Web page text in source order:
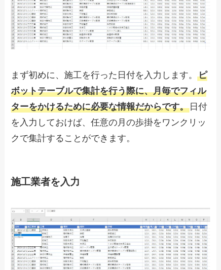
まず初めに、施工を行った日付を入力します。ピ
ボットテーブルで集計を行う際に、月毎でフィル
ターをかけるために必要な情報だからです。 日付
を入力しておけば、任意の月の歩掛をワンクリッ
クで集計することができます。
施工業者を入力